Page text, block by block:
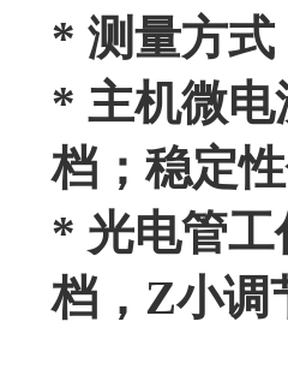
* 测量方式
* 主机微电
档；稳定
* 光电管工
档，Z小调